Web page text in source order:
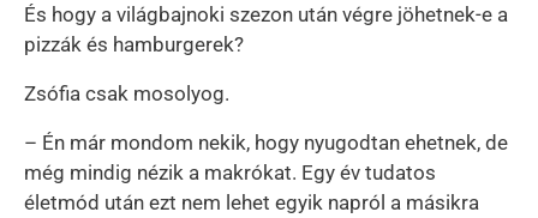
És hogy a világbajnoki szezon után végre jöhetnek-e a
pizzák és hamburgerek?
Zsófia csak mosolyog.
– Én már mondom nekik, hogy nyugodtan ehetnek, de
még mindig nézik a makrókat. Egy év tudatos
életmód után ezt nem lehet egyik napról a másikra